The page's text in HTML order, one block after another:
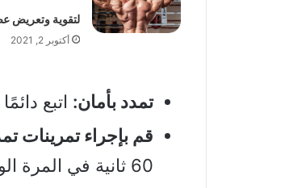
لتقوية وتعريض
أكتوبر 2, 2021
تمدد بأمان: اتبع
قم بإجراء تمرينات
60 ثانية في المرة الواحدة ولا ترتد أو تفرط في التمدد.